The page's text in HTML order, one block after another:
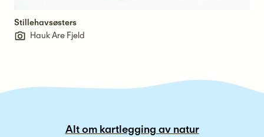
Stillehavsøsters
Hauk Are Fjeld
Alt om kartlegging av natur